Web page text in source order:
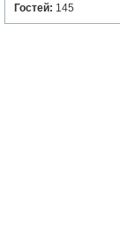
Гостей: 145